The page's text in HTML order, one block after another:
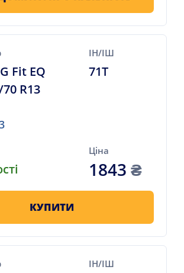
Fit EQ
R13
ІН/ІШ
71T
Ціна
1843₴
КУПИТИ
ІН/ІШ